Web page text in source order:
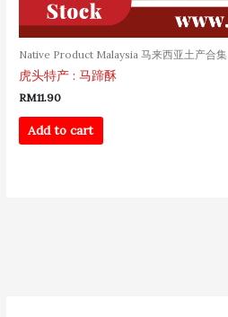
Native Product Malaysia 马来西亚土产合集
虎头特产 : 马蹄酥
RM11.90
Add to cart